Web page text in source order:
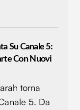
Su Canale 5:
Con Nuovi
torna
5. Da